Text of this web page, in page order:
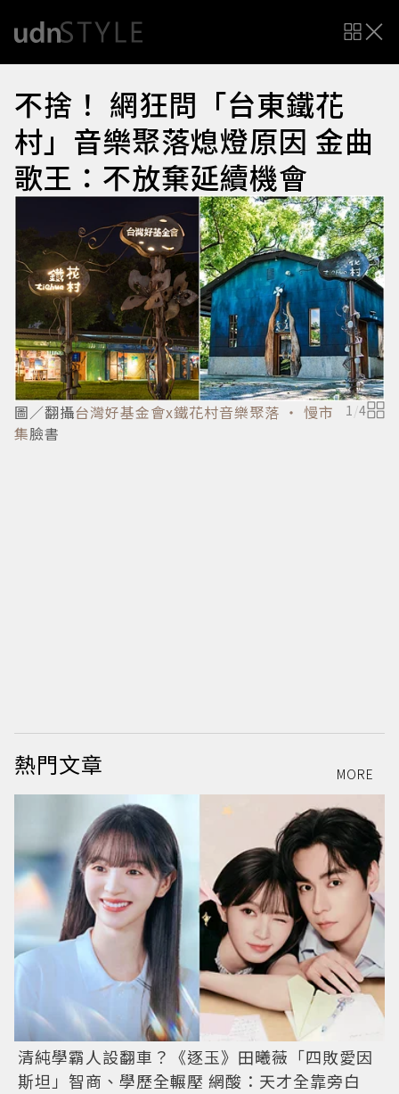
不捨！ 網狂問「台東鐵花
村」音樂聚落熄燈原因 金曲
歌王：不放棄延續機會
圖／翻攝台灣好基金會x鐵花村音樂聚落 ‧ 慢市
集臉書
1 /4
熱門文章 MORE
清純學霸人設翻車？《逐玉》田曦薇「四敗愛因
斯坦」智商、學歷全輾壓 網酸：天才全靠旁白